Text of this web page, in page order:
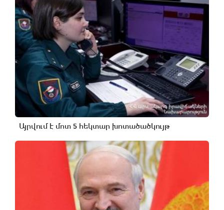
Այրվում է մոտ 5 հեկտար խոտածածկույթ